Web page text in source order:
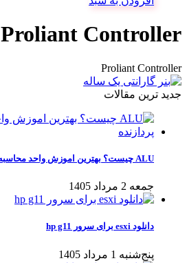
Proliant Controller
Proliant Controller
جدید ترین مقالات
ALU چیست؟ بهترین اموزش واحد محاسبه و منطق پردازنده
جمعه 2 مرداد 1405
دانلود esxi برای سرور hp g11
پنج‌شنبه 1 مرداد 1405